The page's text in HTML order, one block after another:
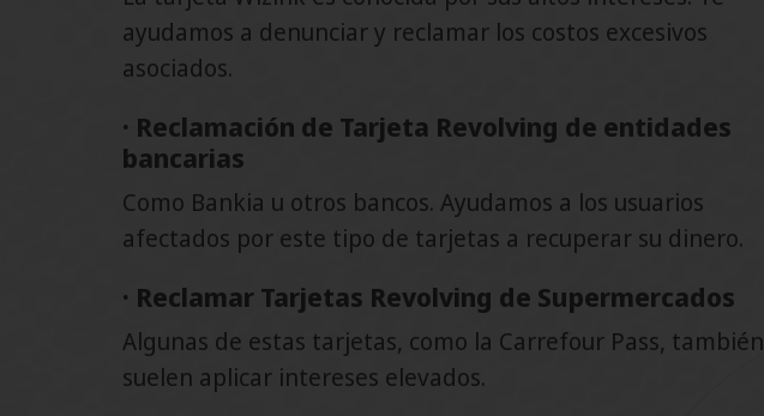
ayudamos a denunciar y reclamar los costos excesivos
asociados.
· Reclamación de Tarjeta Revolving de entidades
bancarias
Como Bankia u otros bancos. Ayudamos a los usuarios
afectados por este tipo de tarjetas a recuperar su dinero.
· Reclamar Tarjetas Revolving de Supermercados
Algunas de estas tarjetas, como la Carrefour Pass, también
suelen aplicar intereses elevados.